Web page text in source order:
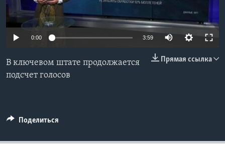
Learning English
0:00 3:59
Прямая ссылка
В ключевом штате продолжается
подсчет голосов
Поделиться